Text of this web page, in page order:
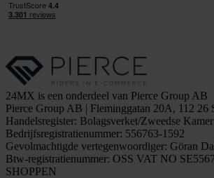
24MX is een onderdeel van Pierce Group AB
Pierce Group AB | Fleminggatan 20A, 112 26
Handelsregister: Bolagsverket/Zweedse
Bedrijfsregistratienummer: 556763-1592
Gevolmachtigde vertegenwoordiger: Göran
Btw-registratienummer: OSS VAT NO
SHOPPEN